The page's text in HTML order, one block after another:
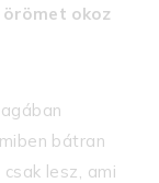
okoz
bátran
lesz, ami